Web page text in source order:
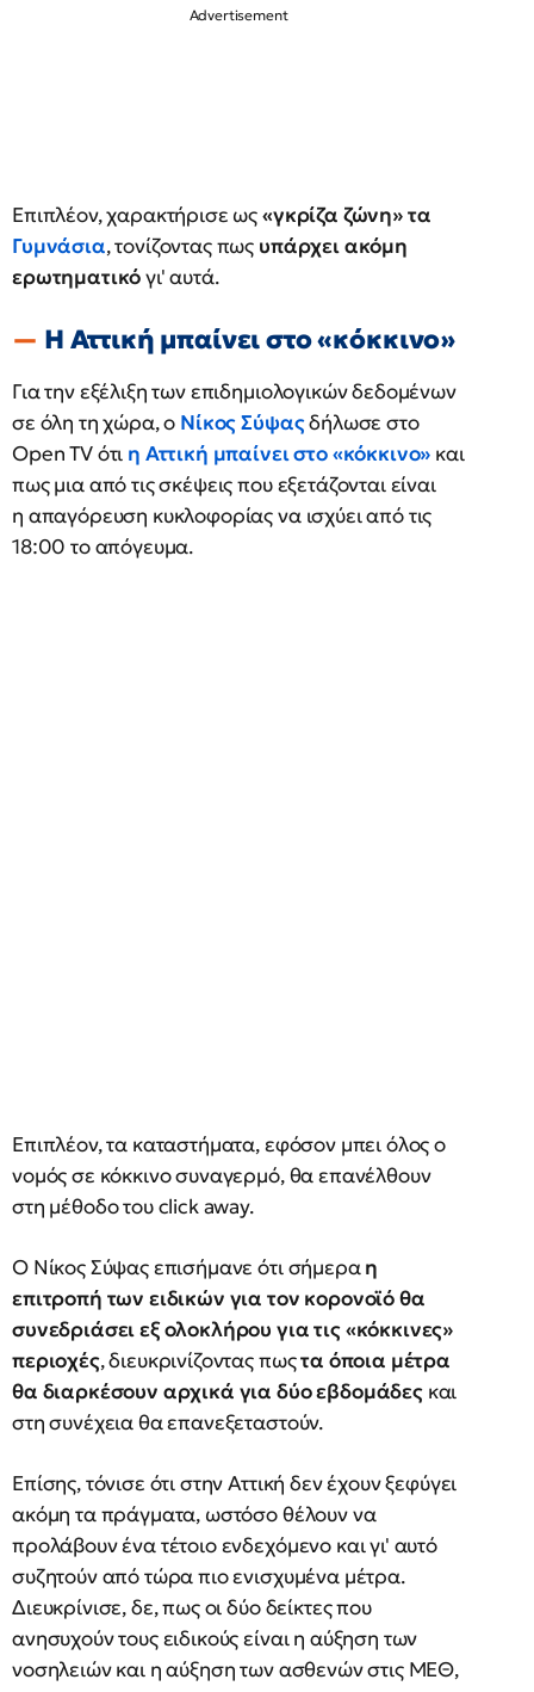
Επιπλέον, χαρακτήρισε ως«γκρίζα ζώνη» τα
Γυμνάσια, τονίζοντας πως υπάρχει ακόμη
ερωτηματικόγι' αυτά.
Η Αττική μπαίνει στο «κόκκινο»
Για την εξέλιξη των επιδημιολογικών δεδομένων
σε όλη τη χώρα, ο Νίκος Σύψαςδήλωσε στο
Open TV ότι η Αττική μπαίνει στο «κόκκινο» και
πως μια από τις σκέψεις που εξετάζονται είναι
η απαγόρευση κυκλοφορίας να ισχύει από τις
18:00 το απόγευμα.
Επιπλέον, τα καταστήματα, εφόσον μπει όλος ο
νομός σε κόκκινο συναγερμό, θα επανέλθουν
στη μέθοδο του click away.
Ο Νίκος Σύψας επισήμανε ότι σήμεραη
επιτροπή των ειδικών για τον κορονοϊό θα
συνεδριάσει εξ ολοκλήρου για τις «κόκκινες»
περιοχές, διευκρινίζοντας πωςτα όποια μέτρα
θα διαρκέσουν αρχικά για δύο εβδομάδεςκαι
στη συνέχεια θα επανεξεταστούν.
Επίσης, τόνισε ότι στην Αττική δεν έχουν ξεφύγει
ακόμη τα πράγματα, ωστόσο θέλουν να
προλάβουν ένα τέτοιο ενδεχόμενο και γι' αυτό
συζητούν από τώρα πιο ενισχυμένα μέτρα.
Διευκρίνισε, δε, πως οι δύο δείκτες που
ανησυχούν τους ειδικούς είναι η αύξηση των
νοσηλειών και η αύξηση των ασθενών στις ΜΕΘ,